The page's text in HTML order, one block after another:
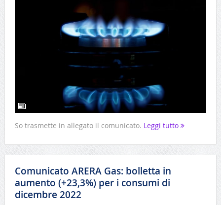
So trasmette in allegato il comunicato. Leggi tutto
Comunicato ARERA Gas: bolletta in
aumento (+23,3%) per i consumi di
dicembre 2022